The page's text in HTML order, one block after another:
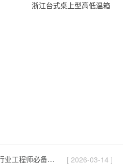
浙江台式桌上型高低温箱
桌面式高低温试验箱，半导体行业工程师必备的测试神器
[ 2026-03-14 ]